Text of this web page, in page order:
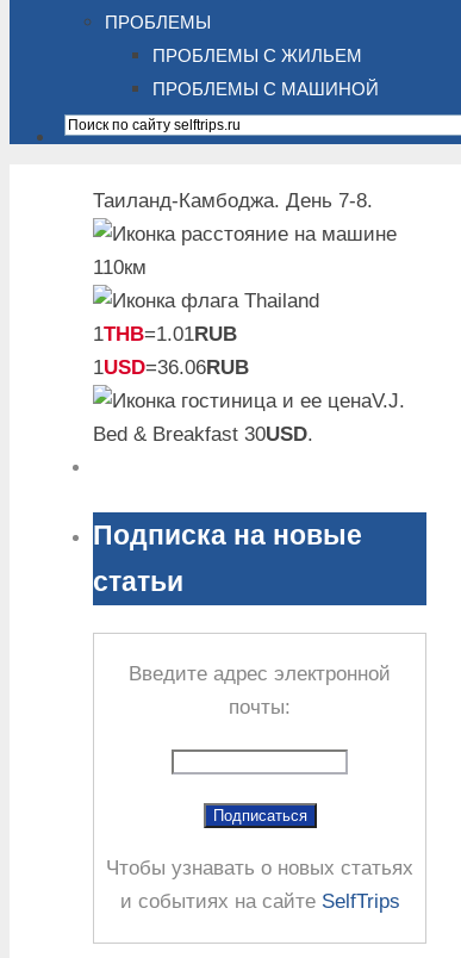
ПРОБЛЕМЫ
ПРОБЛЕМЫ С ЖИЛЬЕМ
ПРОБЛЕМЫ С МАШИНОЙ
Таиланд-Камбоджа. День 7-8.
110км
1THB=1.01RUB
1USD=36.06RUB
V.J.
Bed & Breakfast 30USD.
Подписка на новые
статьи
Введите адрес электронной
почты:
Чтобы узнавать о новых статьях
и событиях на сайте SelfTrips